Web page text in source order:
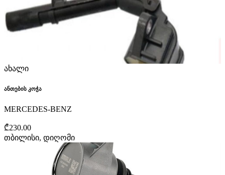
ახალი
ანთების კოჭა
MERCEDES-BENZ
₾230.00
თბილისი, დიღომი